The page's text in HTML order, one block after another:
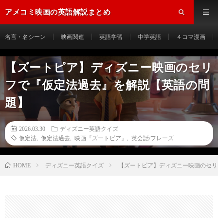
アメコミ映画の英語解説まとめ
名言・名シーン 映画関連 英語学習 中学英語 ４コマ漫画
【ズートピア】ディズニー映画のセリ
フで『仮定法過去』を解説【英語の問
題】
2026.03.30
ディズニー英語クイズ
仮定法
仮定法過去 映画『ズートピア』 英会話/フレーズ
HOME ディズニー英語クイズ 【ズートピア】ディズニー映画のセ